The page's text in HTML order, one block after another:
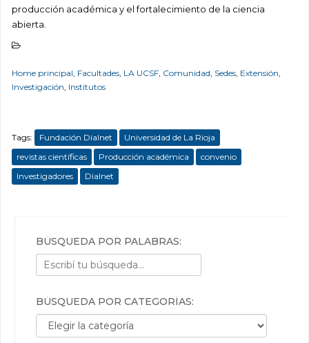
producción académica y el fortalecimiento de la ciencia
abierta.
Home principal Facultades LA UCSF Comunidad Sedes Extensión
Investigación Institutos
Tags: Fundación Dialnet
Universidad de La Rioja
revistas científicas
Producción académica
convenio
Investigadores
Dialnet
BÚSQUEDA POR PALABRAS:
BÚSQUEDA POR CATEGORÍAS:
Búsqueda por categorías: